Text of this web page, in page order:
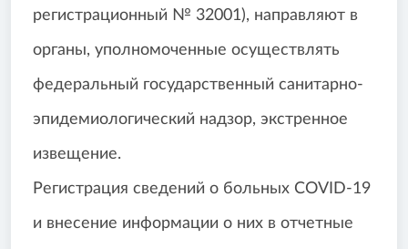
регистрационный № 32001), направляют в
органы, уполномоченные осуществлять
федеральный государственный санитарно-
эпидемиологический надзор, экстренное
извещение.
Регистрация сведений о больных COVID-19
и внесение информации о них в отчетные